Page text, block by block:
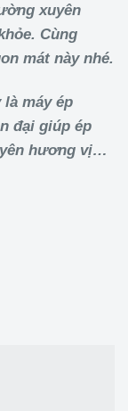
xuyên
Cùng
mát này nhé.
máy ép
đại giúp ép
hương vị…